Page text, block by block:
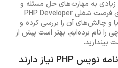
زیادی به مهارت‌های حل مسئله و
درک مخاطب دارد. اگر در جستجوی فرصت شغلی PHP Developer
و چالش‌های آن را بررسی کرده و
نام برده‌ایم. بهتر است پیش از
بیندازید.